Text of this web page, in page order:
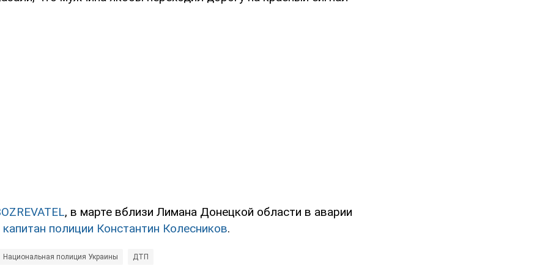
, в марте вблизи Лимана Донецкой области в аварии
полиции Константин Колесников.
Национальная полиция Украины ДТП